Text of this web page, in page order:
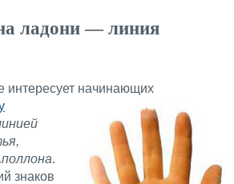
ладони — линия
интересует начинающих
.
знаков